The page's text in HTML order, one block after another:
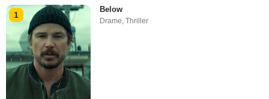
1
Below
Drame,Thriller